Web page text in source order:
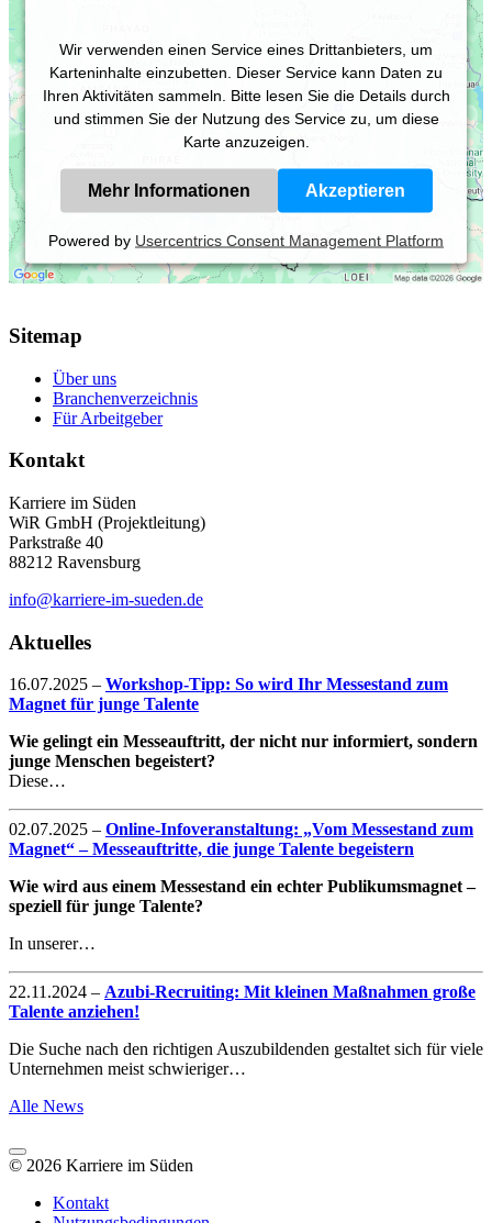
Wir verwenden einen Service eines Drittanbieters, um
Karteninhalte einzubetten. Dieser Service kann Daten zu
Ihren Aktivitäten sammeln. Bitte lesen Sie die Details durch
und stimmen Sie der Nutzung des Service zu, um diese
Karte anzuzeigen.
Mehr Informationen Akzeptieren
Powered by Usercentrics Consent Management Platform
Sitemap
Über uns
Branchenverzeichnis
Für Arbeitgeber
Kontakt
Karriere im Süden
WiR GmbH (Projektleitung)
Parkstraße 40
88212 Ravensburg
info@karriere-im-sueden.de
Aktuelles
16.07.2025 – Workshop-Tipp: So wird Ihr Messestand zum
Magnet für junge Talente
Wie gelingt ein Messeauftritt, der nicht nur informiert, sondern
junge Menschen begeistert?
Diese…
02.07.2025 – Online-Infoveranstaltung: „Vom Messestand zum
Magnet“ – Messeauftritte, die junge Talente begeistern
Wie wird aus einem Messestand ein echter Publikumsmagnet –
speziell für junge Talente?
In unserer…
22.11.2024 – Azubi-Recruiting: Mit kleinen Maßnahmen große
Talente anziehen!
Die Suche nach den richtigen Auszubildenden gestaltet sich für viele
Unternehmen meist schwieriger…
Alle News
© 2026 Karriere im Süden
Kontakt